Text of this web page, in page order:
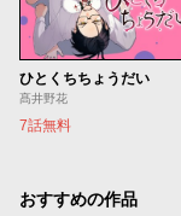
ひとくちちょうだい
髙井野花
7話無料
おすすめの作品